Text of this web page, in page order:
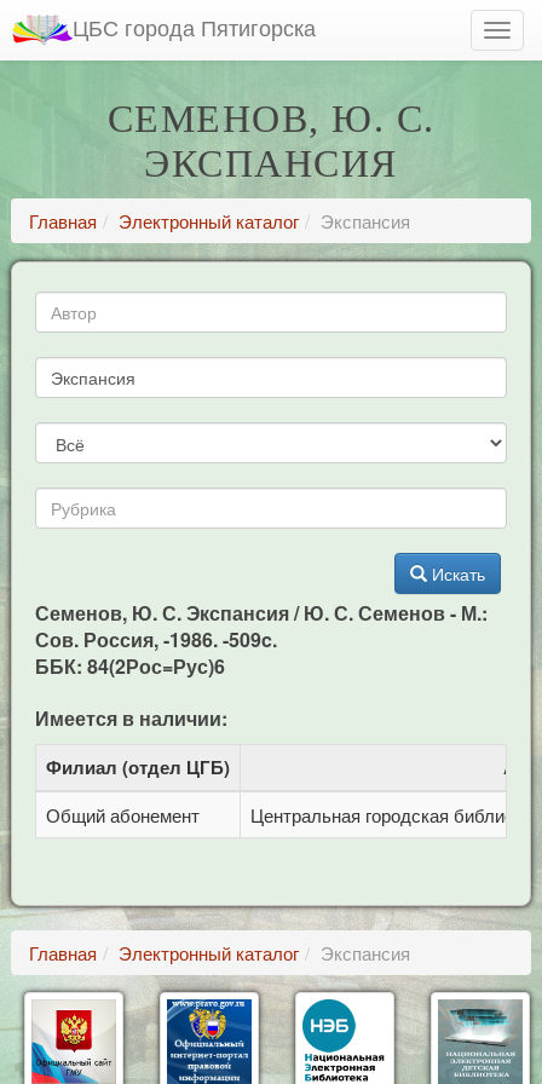
ЦБС города Пятигорска
СЕМЕНОВ, Ю. С.
ЭКСПАНСИЯ
Главная Электронный каталог Экспансия
Искать
Семенов, Ю. С. Экспансия / Ю. С. Семенов - М.:
Сов. Россия, -1986. -509c.
ББК: 84(2Рос=Рус)6
Имеется в наличии:
Филиал (отдел ЦГБ)
Общий абонемент Центральная городская
Главная Электронный каталог Экспансия